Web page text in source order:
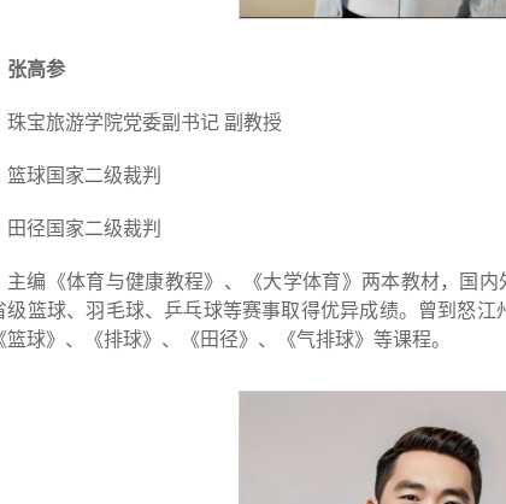
张高参
珠宝旅游学院党委副书记 副教授
篮球国家二级裁判
田径国家二级裁判
主编《体育与健康教程》、《大学体育》两本教材，国
级篮球、羽毛球、乒乓球等赛事取得优异成绩。曾到怒
篮球》、《排球》、《田径》、《气排球》等课程。